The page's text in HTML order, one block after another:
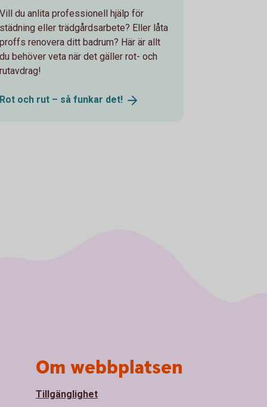
Vill du anlita professionell hjälp för
städning eller trädgårdsarbete? Eller låta
proffs renovera ditt badrum? Här är allt
du behöver veta när det gäller rot- och
rutavdrag!
Rot och rut – så funkar det!
Om webbplatsen
Tillgänglighet